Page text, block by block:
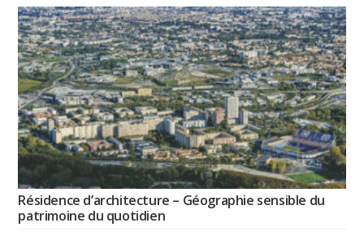
Résidence d’architecture – Géographie sensible du
patrimoine du quotidien